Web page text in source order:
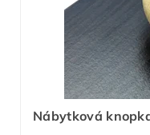
Nábytková